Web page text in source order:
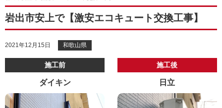
岩出市安上で【激安エコキュート交換工事】
2021年12月15日 和歌山県
施工前
ダイキン
施工後
日立